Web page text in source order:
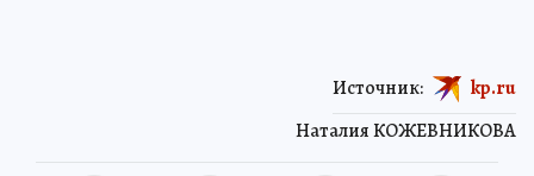
Наталия КОЖЕВНИКОВА
Источник: kp.ru